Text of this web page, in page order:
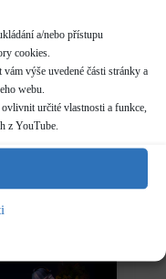
a/nebo přístupu
cookies.
výše uvedené části stránky a
webu.
určité vlastnosti a funkce,
z YouTube.